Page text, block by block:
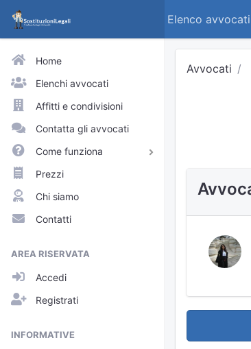
Elenco avvocati
Home
Elenchi avvocati
Affitti e condivisioni
Contatta gli avvocati
Come funziona
Avvocati e praticanti
Visitatori del sito
Approfondimenti
Profili pubblici
Richieste
Prezzi
Chi siamo
Contatti
AREA RISERVATA
Accedi
Registrati
INFORMATIVE
Avvocati